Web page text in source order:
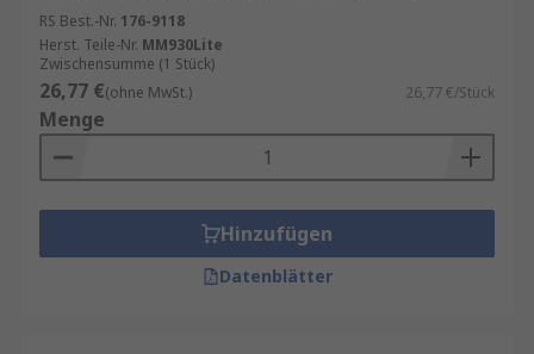
RS Best.-Nr. 176-9118
Herst. Teile-Nr. MM930Lite
Zwischensumme (1 Stück)
26,77 €(ohne MwSt.) 26,77 €/Stück
Menge
Hinzufügen
Datenblätter